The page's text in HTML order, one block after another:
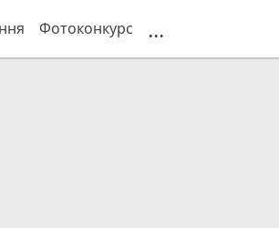
Фотоконкурс ...